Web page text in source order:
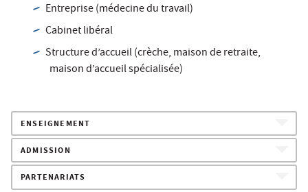
Entreprise (médecine du travail)
Cabinet libéral
Structure d’accueil (crèche, maison de retraite,
maison d’accueil spécialisée)
ENSEIGNEMENT
ADMISSION
PARTENARIATS